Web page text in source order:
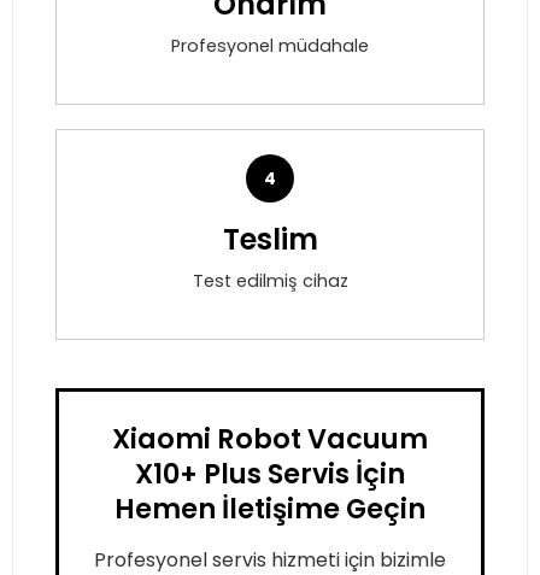
Profesyonel müdahale
4
Teslim
Test edilmiş cihaz
Xiaomi Robot Vacuum
X10+ Plus Servis İçin
Hemen İletişime Geçin
Profesyonel servis hizmeti için bizimle